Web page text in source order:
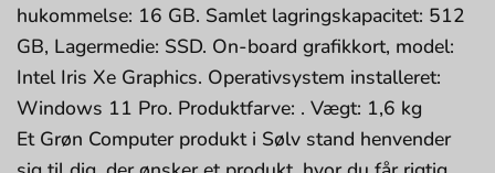
hukommelse: 16 GB. Samlet lagringskapacitet: 512
GB, Lagermedie: SSD. On-board grafikkort, model:
Intel Iris Xe Graphics. Operativsystem installeret:
Windows 11 Pro. Produktfarve: . Vægt: 1,6 kg
Et Grøn Computer produkt i Sølv stand henvender